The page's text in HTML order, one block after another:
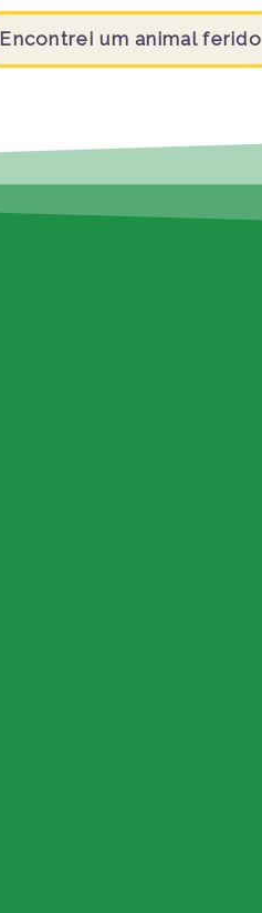
Encontrei um animal ferido